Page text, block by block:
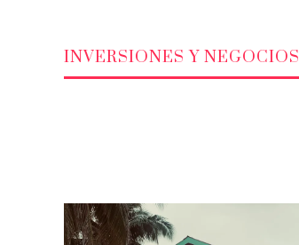
INVERSIONES Y NEGOCIOS